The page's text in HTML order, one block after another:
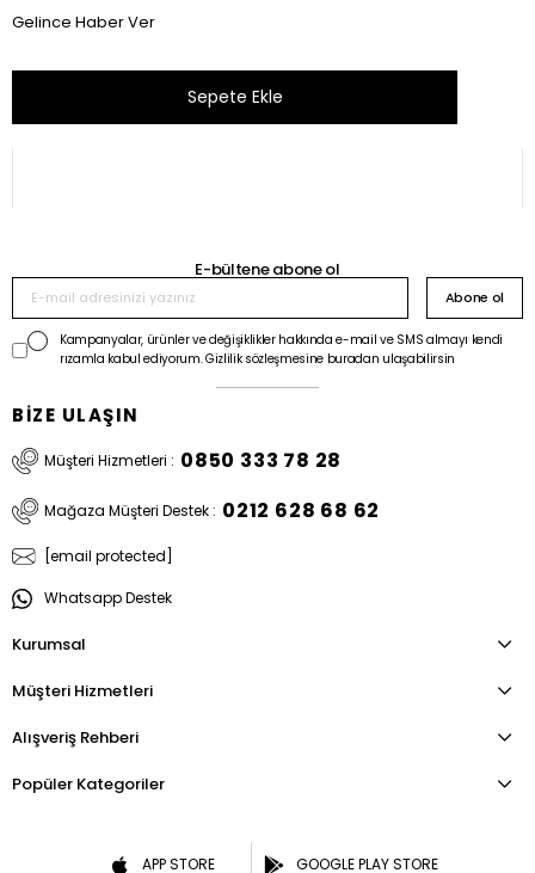
Gelince Haber Ver
Bu ürünü son 24 saat içinde 72 kişi inceledi.
E-bültene abone ol
Abone ol
Kampanyalar, ürünler ve değişiklikler hakkında e-mail ve SMS almayı kendi
rızamla kabul ediyorum. Gizlilik sözleşmesine buradan ulaşabilirsin
BİZE ULAŞIN
Müşteri Hizmetleri : 0850 333 78 28
Mağaza Müşteri Destek : 0212 628 68 62
[email protected]
Whatsapp Destek
Kurumsal
Müşteri Hizmetleri
Alışveriş Rehberi
Popüler Kategoriler
APP STORE GOOGLE PLAY STORE